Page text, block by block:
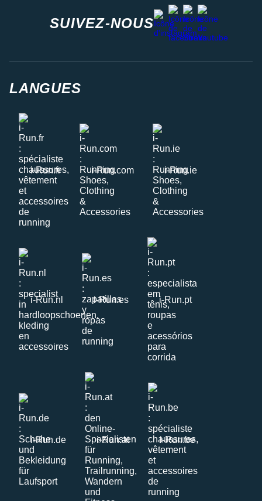
SUIVEZ-NOUS
instagram
facebook
stravayoutube
LANGUES
i-Run.fr i-Run.com i-Run.ie
i-Run.nl i-Run.es i-Run.pt
i-Run.de i-Run.at i-Run.be